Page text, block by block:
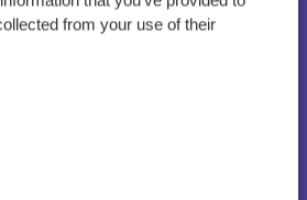
from your use of their
mentoriaid